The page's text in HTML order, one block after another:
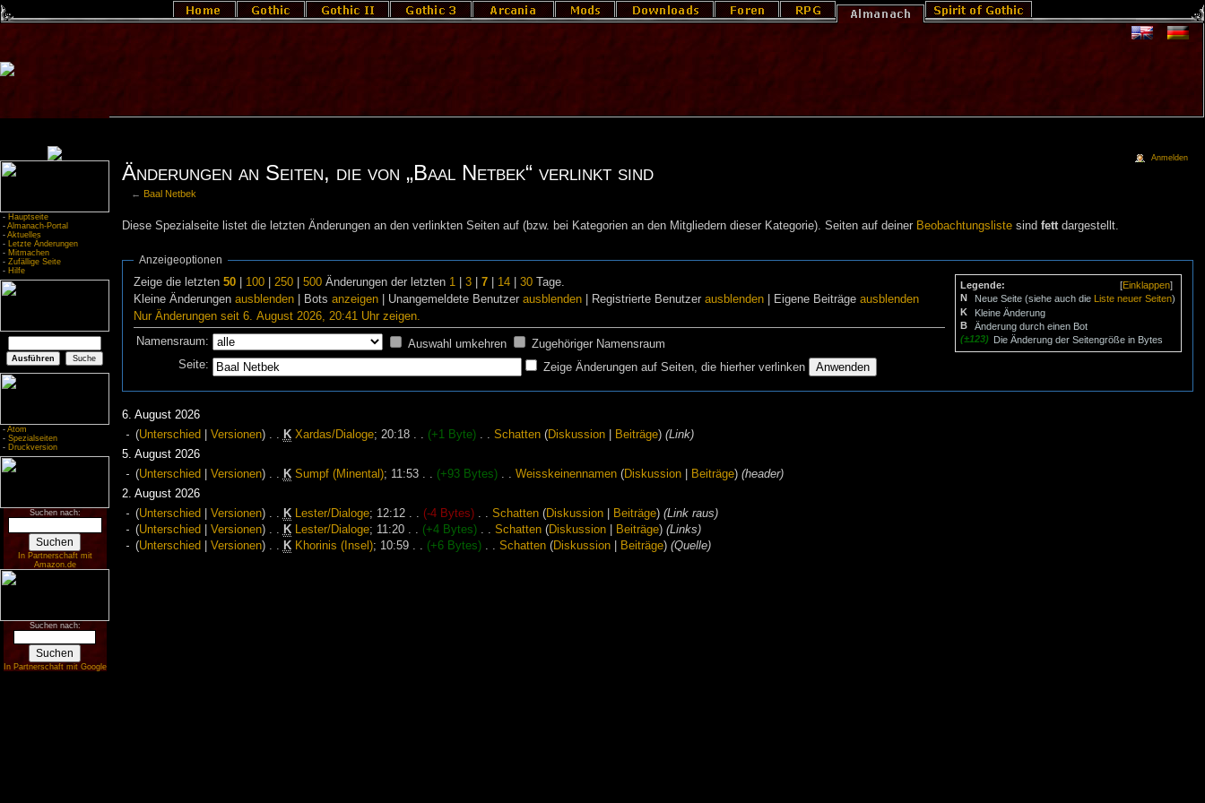
- Hauptseite
- Almanach-Portal
- Aktuelles
- Letzte Änderungen
- Mitmachen
- Zufällige Seite
- Hilfe
- Atom
- Spezialseiten
- Druckversion
Suchen nach:
In Partnerschaft mit
Amazon.de
Suchen nach:
In Partnerschaft mit Google
Änderungen an Seiten, die von „Baal Netbek“ verlinkt sind
← Baal Netbek
Diese Spezialseite listet die letzten Änderungen an den verlinkten Seiten auf (bzw. bei Kategorien an den Mitgliedern dieser Kategorie). Seiten auf deiner Beobachtungslistesind fettdargestellt.
Anzeigeoptionen
[Einklappen]
Legende:
N
Neue Seite (siehe auch die Liste neuer Seiten)
K
Kleine Änderung
B
Änderung durch einen Bot
(±123) Die Änderung der Seitengröße in Bytes
Zeige die letzten50 100 |250 |500 Änderungen der letzten 1 |3 |7 14 |30 Tage.
Kleine Änderungenausblenden | Botsanzeigen | Unangemeldete Benutzerausblenden | Registrierte Benutzerausblenden | Eigene Beiträgeausblenden
Nur Änderungen seit 6. August 2026, 20:41 Uhr zeigen.
Namensraum: Auswahl umkehren
Zugehöriger Namensraum
Seite:
Zeige Änderungen auf Seiten, die hierher verlinken
6. August 2026
(Unterschied Versionen) K Xardas/Dialoge‎; 20:18 (+1 Byte)‎ Schatten (Diskussion| Beiträge)‎ (Link)
5. August 2026
(Unterschied Versionen) . . K Sumpf (Minental)‎; 11:53 . . (+93 Bytes)‎ . . Weisskeinennamen (Diskussion| Beiträge)‎ (header)
2. August 2026
(Unterschied Versionen) . . K Lester/Dialoge‎; 12:12 . . (-4 Bytes)‎ . . Schatten (Diskussion| Beiträge)‎ (Link raus)
(Unterschied Versionen) . . K Lester/Dialoge‎; 11:20 . . (+4 Bytes)‎ . . Schatten (Diskussion| Beiträge)‎ (Links)
(Unterschied Versionen) . . K Khorinis (Insel)‎; 10:59 . . (+6 Bytes)‎ . . Schatten (Diskussion| Beiträge)‎ (Quelle)
Anmelden